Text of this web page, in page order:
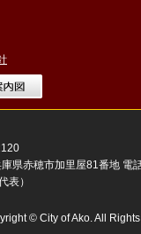
県赤穂市加里屋81番地 電
表）
© City of Ako. All